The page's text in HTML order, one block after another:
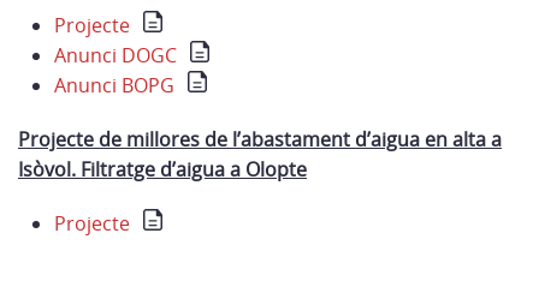
Projecte
Anunci DOGC
Anunci BOPG
Projecte de millores de l’abastament d’aigua en alta a
Isòvol. Filtratge d’aigua a Olopte
Projecte